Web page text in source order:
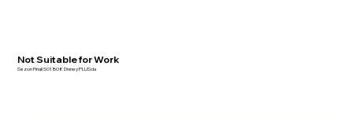
Not Suitable for Work
Sezon Finali S01 B08 Disney PLUSda